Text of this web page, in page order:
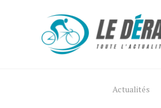
Actualités